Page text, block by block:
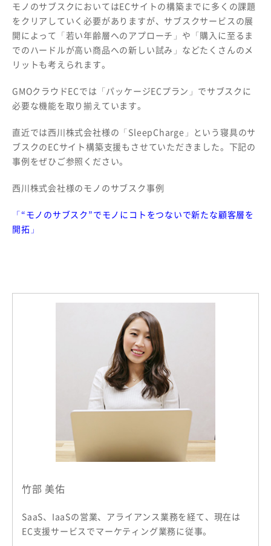
モノのサブスクにおいてはECサイトの構築までに多くの課題
をクリアしていく必要がありますが、サブスクサービスの展
開によって「若い年齢層へのアプローチ」や「購入に至るま
でのハードルが高い商品への新しい試み」などたくさんのメ
リットも考えられます。
GMOクラウドECでは「パッケージECプラン」でサブスクに
必要な機能を取り揃えています。
直近では西川株式会社様の「SleepCharge」という寝具のサ
ブスクのECサイト構築支援もさせていただきました。下記の
事例をぜひご参照ください。
西川株式会社様のモノのサブスク事例
「“モノのサブスク”でモノにコトをつないで新たな顧客層を
開拓」
竹部 美佑
SaaS、IaaSの営業、アライアンス業務を経て、現在は
EC支援サービスでマーケティング業務に従事。